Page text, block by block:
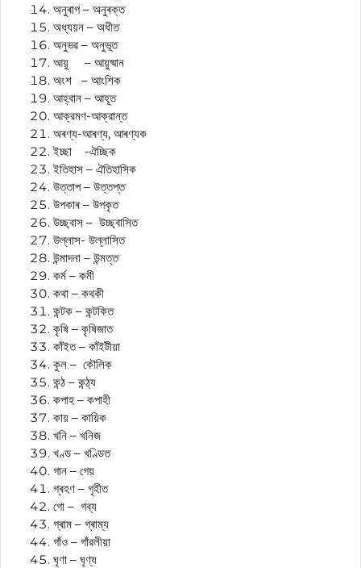
অনুৰাগ – অনুৰক্ত
অধ্যয়ন – অধীত
অনুভৱ – অনুভূত
আয়ু – আয়ুষ্মান
অংশ – আংশিক
আহ্বান – আহূত
আক্রমণ-আক্রান্ত
অৰণ্য-আৰণ্য, আৰণ্যক
ইচ্ছা -ঐচ্ছিক
ইতিহাস – ঐতিহাসিক
উত্তাপ – উত্তপ্ত
উপকাৰ – উপকৃত
উচ্ছ্বাস – উচ্ছ্বাসিত
উল্লাস- উল্লাসিত
উন্মাদনা – উন্মত্ত
কৰ্ম – কমী
কথা – কথকী
কন্টক – কন্টকিত
কৃষি – কৃষিজাত
কাঁইত – কাঁইটীয়া
কুল – কৌলিক
কন্ঠ – কন্ঠ্য
কপাহ – কপাহী
কায় – কায়িক
খনি – খনিজ
খণ্ড – খণ্ডিত
গান – গেয়
গ্ৰহণ – গৃহীত
গো – গব্য
গ্ৰাম – গ্ৰাম্য
গাঁও – গাঁৱলীয়া
ঘৃণা – ঘৃণ্য